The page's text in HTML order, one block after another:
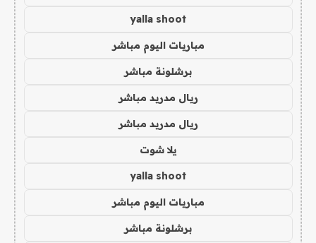
yalla shoot
مباريات اليوم مباشر
برشلونة مباشر
ريال مدريد مباشر
ريال مدريد مباشر
يلا شوت
yalla shoot
مباريات اليوم مباشر
برشلونة مباشر